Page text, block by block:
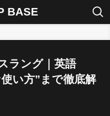
BASE
ラング｜英語
い方”まで徹底解